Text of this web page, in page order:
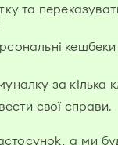
та
кешбеки
за кілька
свої справи.
а ми